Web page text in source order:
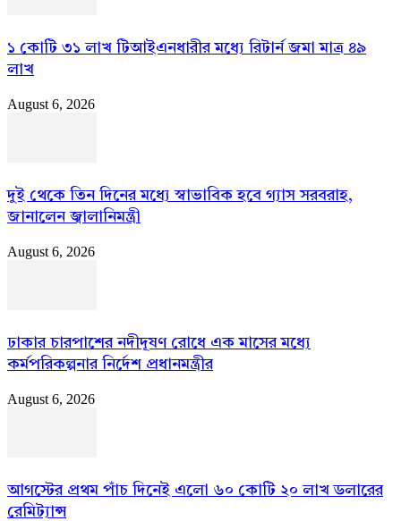
১ কোটি ৩১ লাখ টিআইএনধারীর মধ্যে রিটার্ন জমা মাত্র ৪৯
লাখ
August 6, 2026
দুই থেকে তিন দিনের মধ্যে স্বাভাবিক হবে গ্যাস সরবরাহ,
জানালেন জ্বালানিমন্ত্রী
August 6, 2026
ঢাকার চারপাশের নদীদূষণ রোধে এক মাসের মধ্যে
কর্মপরিকল্পনার নির্দেশ প্রধানমন্ত্রীর
August 6, 2026
আগস্টের প্রথম পাঁচ দিনেই এলো ৬০ কোটি ২০ লাখ ডলারের
রেমিট্যান্স